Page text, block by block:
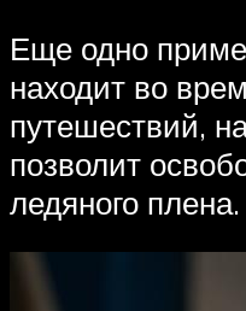
Еще одно
находит во
путешествий,
позволит
ледяного плена.